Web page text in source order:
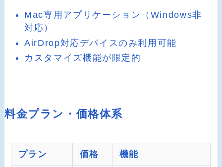
Mac専用アプリケーション（Windows非
対応）
AirDrop対応デバイスのみ利用可能
カスタマイズ機能が限定的
料金プラン・価格体系
プラン 価格 機能